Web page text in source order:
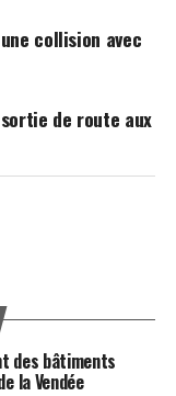
collision avec
de route aux
des bâtiments
la Vendée